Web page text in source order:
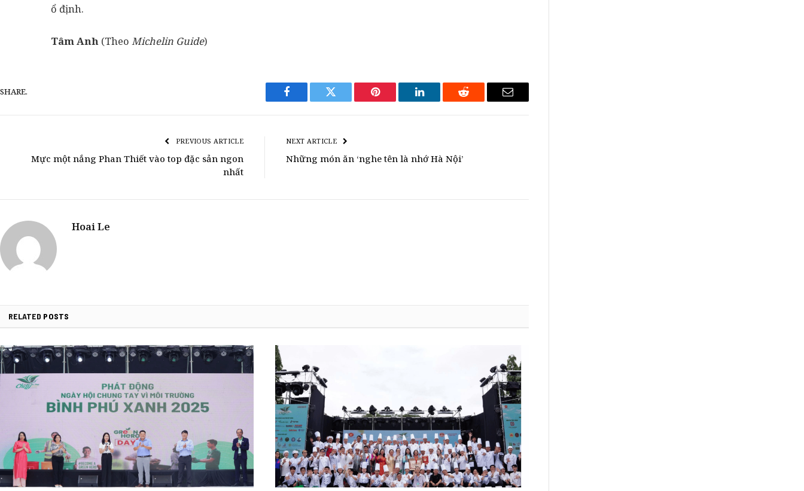
ổ định.
Tâm Anh (Theo Michelin Guide)
SHARE.
Facebook Twitter Pinterest LinkedIn Reddit Email
PREVIOUS ARTICLE
Mực một nắng Phan Thiết vào top đặc sản ngon
nhất
NEXT ARTICLE
Những món ăn ‘nghe tên là nhớ Hà Nội’
Hoai Le
RELATED POSTS